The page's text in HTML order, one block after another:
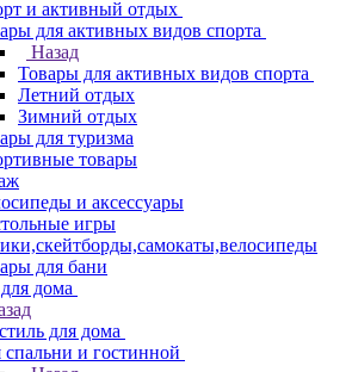
и активный отдых
для активных видов спорта
Назад
Товары для активных видов спорта
Летний отдых
Зимний отдых
для туризма
товары
и аксессуары
игры
для бани
дома
для дома
спальни и гостинной